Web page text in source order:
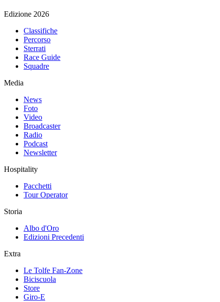
Edizione 2026
Classifiche
Percorso
Sterrati
Race Guide
Squadre
Media
News
Foto
Video
Broadcaster
Radio
Podcast
Newsletter
Hospitality
Pacchetti
Tour Operator
Storia
Albo d'Oro
Edizioni Precedenti
Extra
Le Tolfe Fan-Zone
Biciscuola
Store
Giro-E